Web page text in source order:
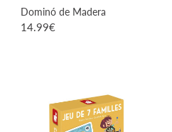
Dominó de Madera
14.99€